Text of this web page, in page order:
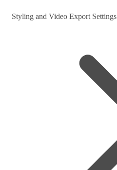
Styling and Video Export Settings